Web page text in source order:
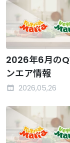
2026年6月の
ンエア情報
2026,05,26